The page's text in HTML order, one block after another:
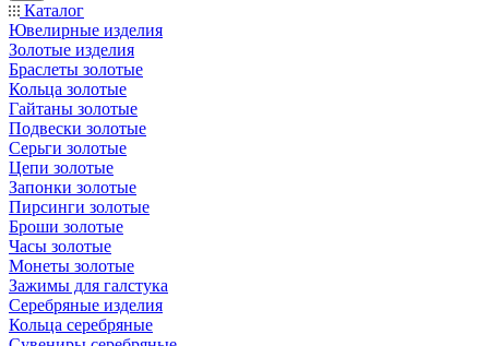
Каталог
Ювелирные изделия
Золотые изделия
Браслеты золотые
Кольца золотые
Гайтаны золотые
Подвески золотые
Серьги золотые
Цепи золотые
Запонки золотые
Пирсинги золотые
Броши золотые
Часы золотые
Монеты золотые
Зажимы для галстука
Серебряные изделия
Кольца серебряные